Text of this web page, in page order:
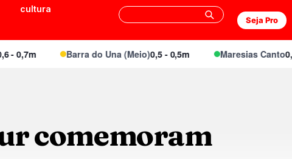
cultura
Seja Pro
Barra do Una (Meio)0,5 - 0,5m Maresias Canto0,6 - 0,8m
comemoram